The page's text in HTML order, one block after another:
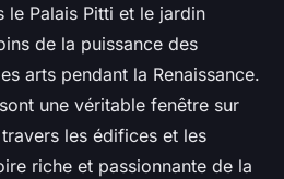
le Palais Pitti et le jardin
de la puissance des
arts pendant la Renaissance.
une véritable fenêtre sur
les édifices et les
riche et passionnante de la